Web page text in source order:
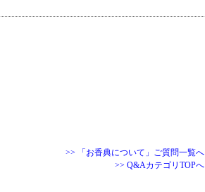
>> 「お香典について」ご質問一覧へ
>> Q&AカテゴリTOPへ